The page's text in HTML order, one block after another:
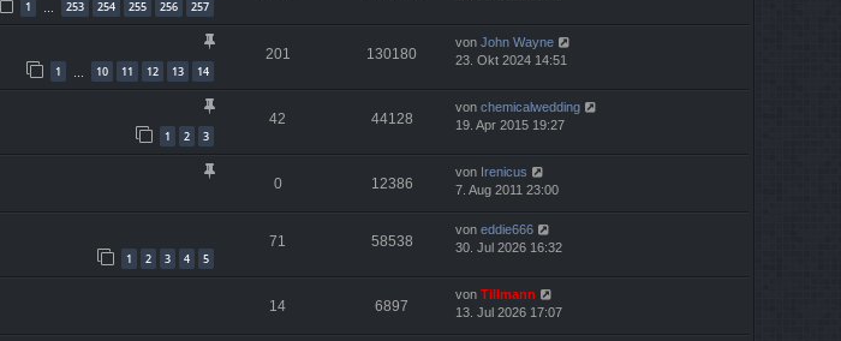
1 253 254 255 256 257
1 10 11 12 13 14
201 130180
von John Wayne
23. Okt 2024 14:51
1 2 3
42 44128
von chemicalwedding
19. Apr 2015 19:27
0 12386
von Irenicus
7. Aug 2011 23:00
1 2 3 4 5
71 58538
von eddie666
30. Jul 2026 16:32
14 6897
von Tillmann
13. Jul 2026 17:07